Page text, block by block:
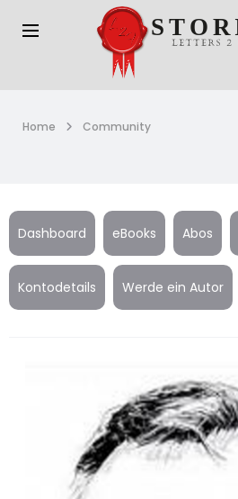
Home Community
Dashboard eBooks Abos
Kontodetails Werde ein Autor